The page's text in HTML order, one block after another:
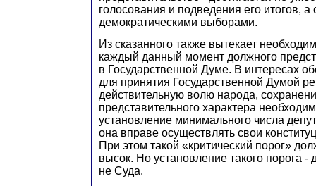
голосования и подведения его итогов,
демократическими выборами.
Из сказанного также вытекает
каждый данный момент должного
в Государственной Думе. В интересах
для принятия Государственной Думой
действительную волю народа,
представительного характера
установление минимального числа
она вправе осуществлять свои
При этом такой «критический порог»
высок. Но установление такого порога -
не Суда.